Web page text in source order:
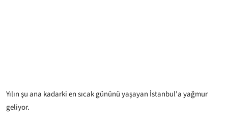
Yılın şu ana kadarki en sıcak gününü yaşayan İstanbul'a yağmur
geliyor.